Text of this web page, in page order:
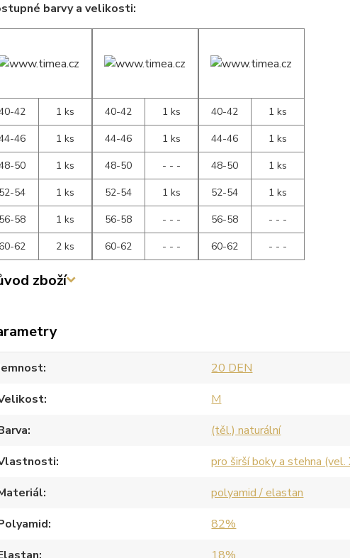
barvy a velikosti:
42
1 ks
46
1 ks
50
1 ks
52-54
1 ks
56-58
1 ks
62
2 ks
40-42
1 ks
44-46
1 ks
48-50
- - -
52-54
1 ks
56-58
- - -
60-62
- - -
40-42
1 ks
44-46
1 ks
48-50
1 ks
52-54
1 ks
56-58
- - -
60-62
- - -
zboží
20 DEN
M
(těl.) naturální
pro širší boky a stehna (vel.
polyamid / elastan
82%